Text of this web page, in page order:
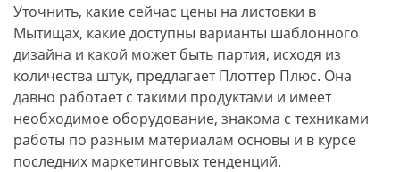
Уточнить, какие сейчас цены на листовки в
Мытищах, какие доступны варианты шаблонного
дизайна и какой может быть партия, исходя из
количества штук, предлагает Плоттер Плюс. Она
давно работает с такими продуктами и имеет
необходимое оборудование, знакома с техниками
работы по разным материалам основы и в курсе
последних маркетинговых тенденций.